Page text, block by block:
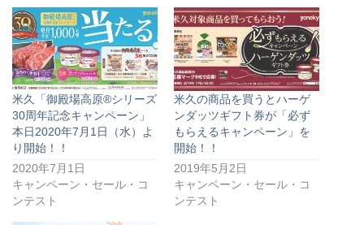
米久「御殿場高原®シリーズ
30周年記念キャンペーン」
本日2020年7月1日（水）よ
り開始！！
2020年7月1日
キャンペーン・セール・コ
ンテスト
米久の商品を買うとハーゲ
ンダッツギフト券が「必ず
もらえるキャンペーン」を
開始！！
2019年5月2日
キャンペーン・セール・コ
ンテスト